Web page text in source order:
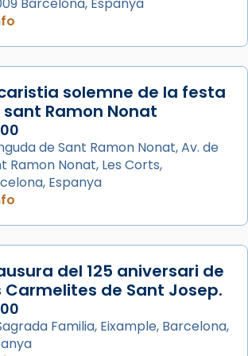
Lleó XIV a Barcelona, i als
de Barcelona, el cardenal Joan
ha presidit la missa i l’ha
bisbe auxiliar de Barcelona,
·
de Barcelona
santes Juliana i
verges i màrtirs.
la història de sant Cugat, a
solemne de la festa
sant Ramon Nonat
de Sant Ramon Nonat, Av. de
Ramon Nonat, Les Corts,
Espanya
del 125 aniversari de
Carmelites de Sant Josep.
Familia, Eixample, Barcelona,